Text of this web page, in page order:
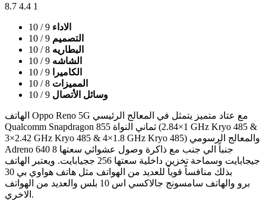
8.7 4.4 1
الاداء 9
/ 10
التصميم 9
/ 10
البطاريه 8
/ 10
الشاشه 9
/ 10
الكاميرا
9
/ 10
المميزات 8
/ 10
وسائل الأتصال 9
/ 10
الهاتف Oppo Reno 5G مع عتاد متميز يتمثل في المعالج الرئيسي
Qualcomm Snapdragon 855 ثماني النواة (1×2.84 GHz Kryo 485 &
3×2.42 GHz Kryo 485 & 4×1.8 GHz Kryo 485) والمعالج الرسومي
Adreno 640 جنباً الي جنب مع ذاكرة وصول عشوائي سعتها 8
جيجابايت وسماحة تخزين داخلية سعتها 256 ججيابايت. ويعتبر الهاتف
بذلك منافساً قوياً للعديد من الهواتف مثل هاتف هواوي بي 30
برو والهاتف سامسونج جالاكسي اس 10 بلس والعديد من الهواتف
الاخري.